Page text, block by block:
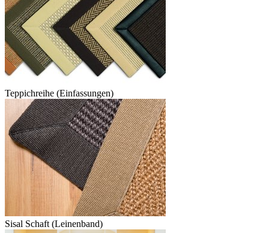
Teppichreihe (Einfassungen)
Sisal Schaft (Leinenband)